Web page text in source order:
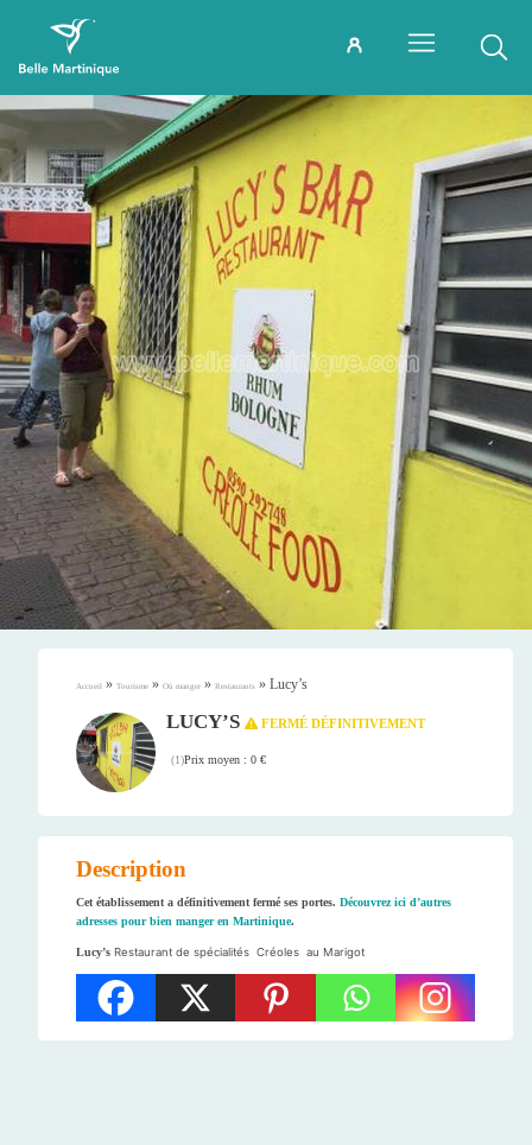
Accueil » Tourisme » Où manger » Restaurants » Lucy’s
LUCY’S FERMÉ DÉFINITIVEMENT
(1)Prix moyen : 0 €
Description
Cet établissement a définitivement fermé ses portes. Découvrez ici d’autres
adresses pour bien manger en Martinique.
Lucy’s Restaurant de spécialités Créoles au Marigot